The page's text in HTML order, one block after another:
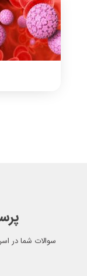
سوالات شما در